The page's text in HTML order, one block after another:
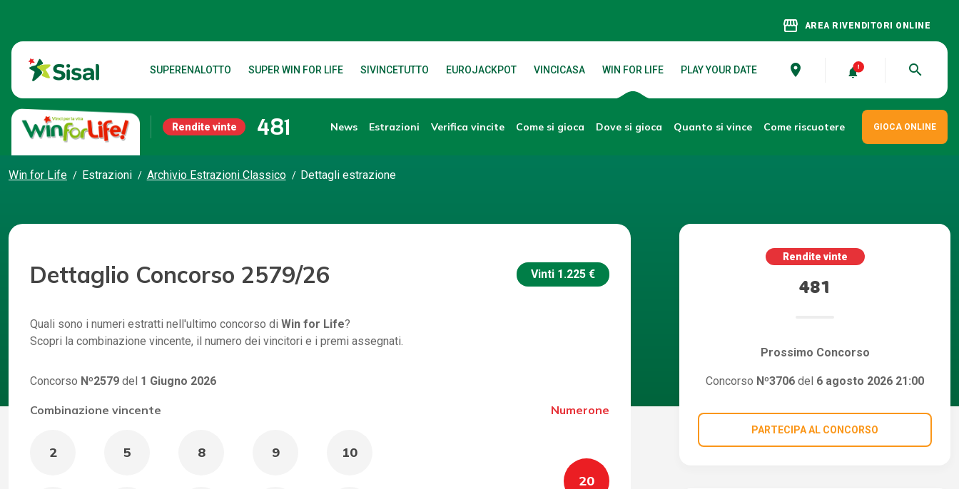
storefront AREA RIVENDITORI ONLINE
SUPERENALOTTO SUPER WIN FOR LIFE SIVINCETUTTO EUROJACKPOT VINCICASA WIN FOR LIFE PLAY YOUR DATE place search
Rendite vinte 481 News Estrazioni Verifica vincite Come si gioca Dove si gioca Quanto si vince Come riscuotere GIOCA ONLINE
Win for Life Estrazioni Archivio Estrazioni Classico Dettagli estrazione
Dettaglio Concorso 2579/26 Vinti 1.225 €
Quali sono i numeri estratti nell'ultimo concorso di Win for Life?
Scopri la combinazione vincente, il numero dei vincitori e i premi assegnati.
Concorso Nº2579 del 1 Giugno 2026
Combinazione vincente Numerone
2 5 8 9 10
20
Rendite vinte
481
Prossimo Concorso
Concorso Nº3706 del 6 agosto 2026 21:00
PARTECIPA AL CONCORSO